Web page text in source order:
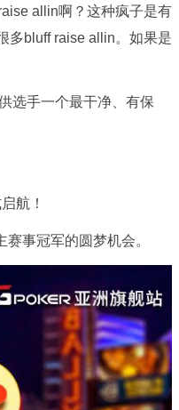
allin啊？这种疯子是有
多bluff raise allin。如果是
选手一个最干净、有保
航！
事冠军的圆梦机会。